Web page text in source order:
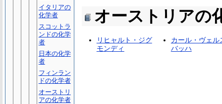
オーストリアの
リヒャルト・ジグ
モンディ
カール・ヴェル
バッハ
イタリアの
化学者
スコットラ
ンドの化学
者
日本の化学
者
フィンラン
ドの化学者
オーストリ
アの化学者